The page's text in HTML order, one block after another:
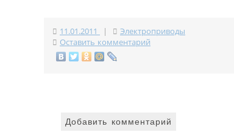
11.01.2011 |
Электроприводы
Оставить комментарий
Добавить комментарий